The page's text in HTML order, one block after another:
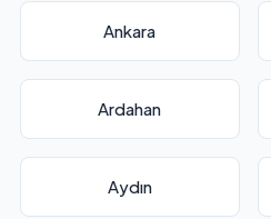
Ankara
Ardahan
Aydın